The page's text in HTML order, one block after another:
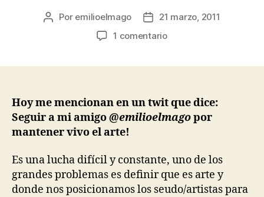
Autor
Por emilioelmago
Fecha21 marzo, 2011
1 comentarioen
corazón!
Hoy me mencionan en un twit que dice:
Seguir a mi amigo@emilioelmagopor
mantener vivo el arte!
Es una lucha difícil y constante, uno de los
grandes problemas es definir que es arte y
donde nos posicionamos los seudo/artistas para